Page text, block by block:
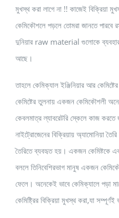
মুখস্থ করা লাগে না !! কাজেই বিক্রিয়া
কেমিকৌশলে পড়লে তোমরা জানতে পারবে
দুনিয়ার raw material গুলোকে
আছে।
তাহলে কেমিক্যাল ইঞ্জিনিয়ার আর
কেমিষ্টের তুলনায় একজন কেমিকৌশলী
কেবলমাত্র ল্যাবরেটরি স্কেলে কাজ
নাইট্রোজেনের বিক্রিয়ায় অ্যামোনিয়া
তৈরিতে ব্যবহৃত হয়। একজন কেমিষ্টকে এক
বললে তিনিবেশিরভাগ মানুষ একজন
ফেলে। অনেকেই ভাবে কেমিক্যালে পড়া
কেমিষ্ট্রির বিক্রিয়া মুখস্থ করা,যা